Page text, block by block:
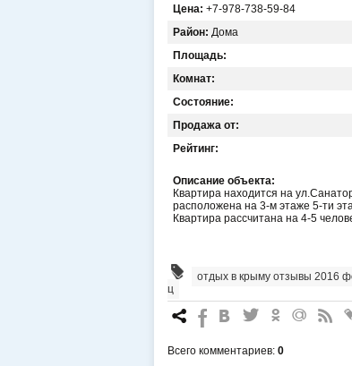
Цена: +7-978-738-59-84
Район: Дома
Площадь:
Комнат:
Состояние:
Продажа от:
Рейтинг:
Описание объекта:
Квартира находится на
расположена на 3-м этаже 5-ти
Квартира рассчитана на 4-5
отдых в крыму отзывы 2016
ц
7 % 4 3 . + 0
Всего комментариев: 0